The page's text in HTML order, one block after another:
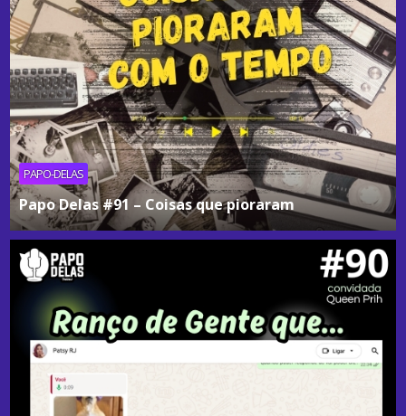
PAPO-DELAS
Papo Delas #91 – Coisas que pioraram